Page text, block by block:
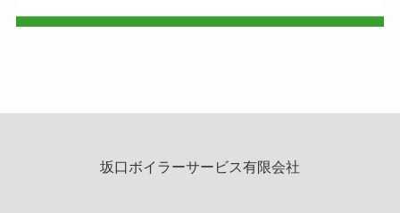
坂口ボイラーサービス有限会社